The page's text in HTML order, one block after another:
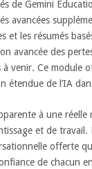
de Gemini
avancées
et les résumés
avancée des
à venir. Ce module
étendue de l’IA
à une
et de travail.
offerte
de chacun